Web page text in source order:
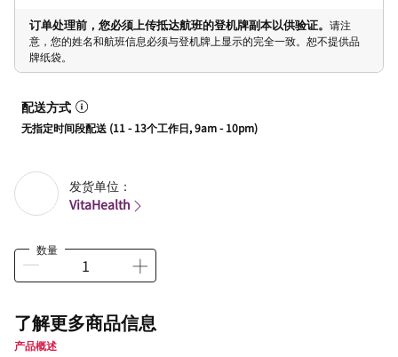
订单处理前，您必须上传抵达航班的登机牌副本以供验证。 请注
意，您的姓名和航班信息必须与登机牌上显示的完全一致。恕不提供品
牌纸袋。
配送方式
无指定时间段配送 (11 - 13个工作日, 9am - 10pm)
发货单位：
VitaHealth
数量
了解更多商品信息
产品概述